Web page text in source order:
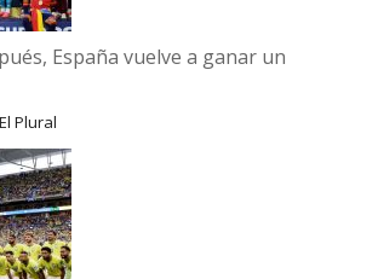
España vuelve a ganar un
Plural